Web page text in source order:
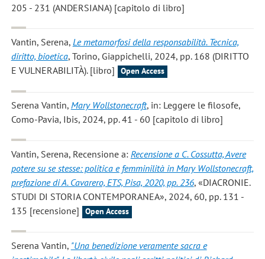
205 - 231 (ANDERSIANA) [capitolo di libro]
Vantin, Serena, Le metamorfosi della responsabilità. Tecnica,
diritto, bioetica, Torino, Giappichelli, 2024, pp. 168 (DIRITTO
E VULNERABILITÀ). [libro]
Open Access
Serena Vantin, Mary Wollstonecraft, in: Leggere le filosofe,
Como-Pavia, Ibis, 2024, pp. 41 - 60 [capitolo di libro]
Vantin, Serena, Recensione a: Recensione a C. Cossutta, Avere
potere su se stesse: politica e femminilità in Mary Wollstonecraft,
prefazione di A. Cavarero, ETS, Pisa, 2020, pp. 236, «DIACRONIE.
STUDI DI STORIA CONTEMPORANEA», 2024, 60, pp. 131 -
135 [recensione]
Open Access
Serena Vantin, "Una benedizione veramente sacra e